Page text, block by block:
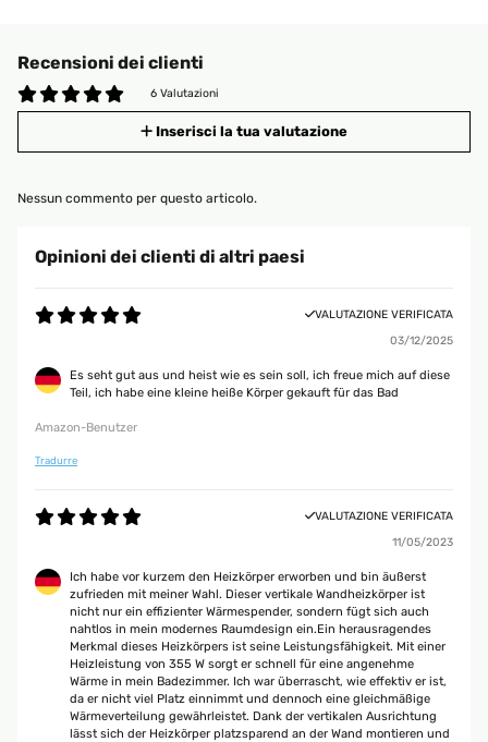
Recensioni dei clienti
6 Valutazioni
Inserisci la tua valutazione
Nessun commento per questo articolo.
Opinioni dei clienti di altri paesi
VALUTAZIONE VERIFICATA
03/12/2025
Es seht gut aus und heist wie es sein soll, ich freue mich auf diese
Teil, ich habe eine kleine heiße Körper gekauft für das Bad
Amazon-Benutzer
Tradurre
VALUTAZIONE VERIFICATA
11/05/2023
Ich habe vor kurzem den Heizkörper erworben und bin äußerst
zufrieden mit meiner Wahl. Dieser vertikale Wandheizkörper ist
nicht nur ein effizienter Wärmespender, sondern fügt sich auch
nahtlos in mein modernes Raumdesign ein.Ein herausragendes
Merkmal dieses Heizkörpers ist seine Leistungsfähigkeit. Mit einer
Heizleistung von 355 W sorgt er schnell für eine angenehme
Wärme in mein Badezimmer. Ich war überrascht, wie effektiv er ist,
da er nicht viel Platz einnimmt und dennoch eine gleichmäßige
Wärmeverteilung gewährleistet. Dank der vertikalen Ausrichtung
lässt sich der Heizkörper platzsparend an der Wand montieren und